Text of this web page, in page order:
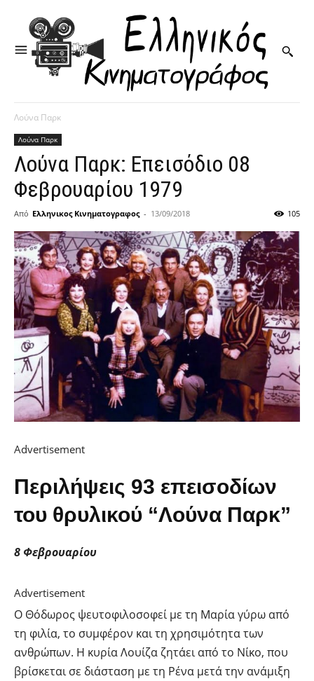
Λούνα Παρκ
Λούνα Παρκ
Λούνα Παρκ: Επεισόδιο 08
Φεβρουαρίου 1979
Από Ελληνικος Κινηματογραφος - 13/09/2018 105
Advertisement
Περιλήψεις 93 επεισοδίων
του θρυλικού “Λούνα Παρκ”
8 Φεβρουαρίου
Advertisement
Ο Θόδωρος ψευτοφιλοσοφεί με τη Μαρία γύρω από
τη φιλία, το συμφέρον και τη χρησιμότητα των
ανθρώπων. Η κυρία Λουίζα ζητάει από το Νίκο, που
βρίσκεται σε διάσταση με τη Ρένα μετά την ανάμιξη